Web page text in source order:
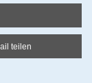
teilen